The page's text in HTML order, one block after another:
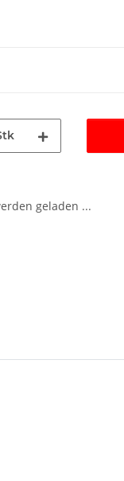
geladen ...